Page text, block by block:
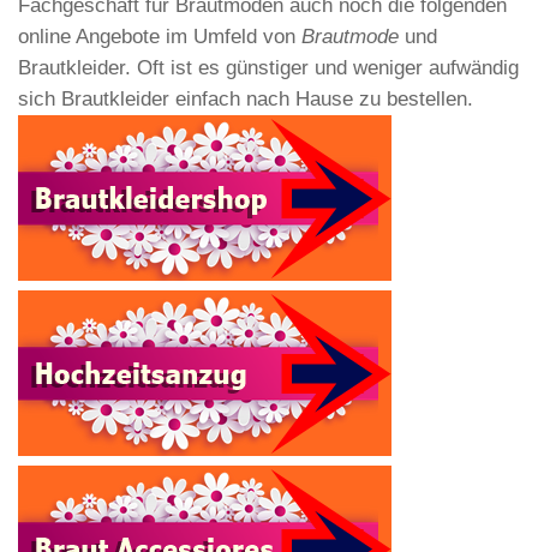
Fachgeschäft für Brautmoden auch noch die folgenden
online Angebote im Umfeld von Brautmode und
Brautkleider. Oft ist es günstiger und weniger aufwändig
sich Brautkleider einfach nach Hause zu bestellen.